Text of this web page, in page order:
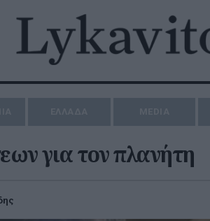
για τον πλανήτη